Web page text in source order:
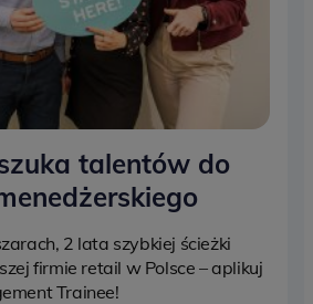
talentów do
2 lata szybkiej ścieżki
firmie retail w Polsce – aplikuj
Trainee!